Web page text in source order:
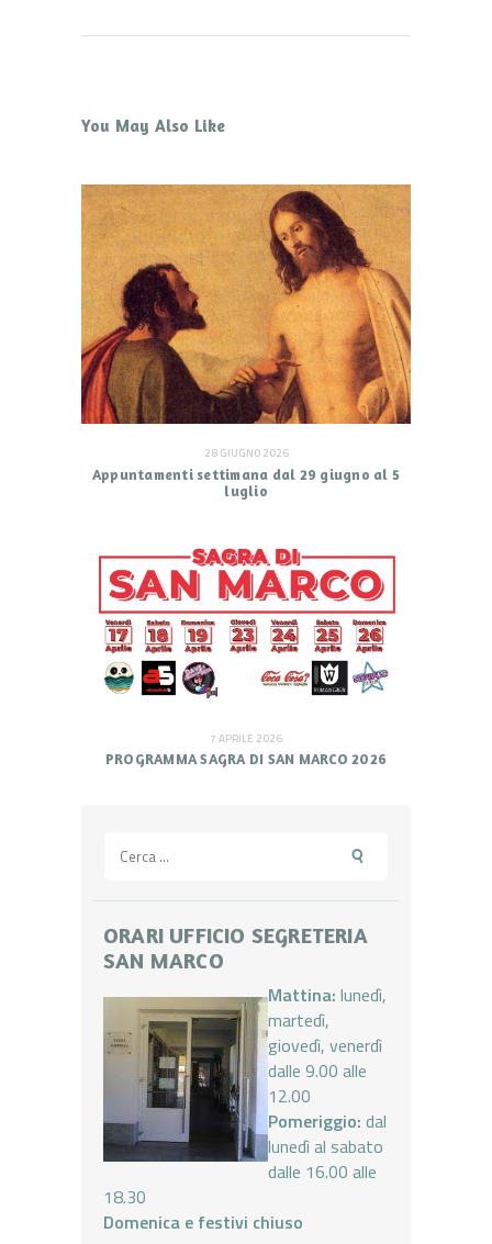
You May Also Like
28 GIUGNO 2026
Appuntamenti settimana dal 29 giugno al 5
luglio
7 APRILE 2026
PROGRAMMA SAGRA DI SAN MARCO 2026
per:
ORARI UFFICIO SEGRETERIA
SAN MARCO
Mattina: lunedì,
martedì,
giovedì, venerdì
dalle 9.00 alle
12.00
Pomeriggio: dal
lunedì al sabato
dalle 16.00 alle
18.30
Domenica e festivi chiuso